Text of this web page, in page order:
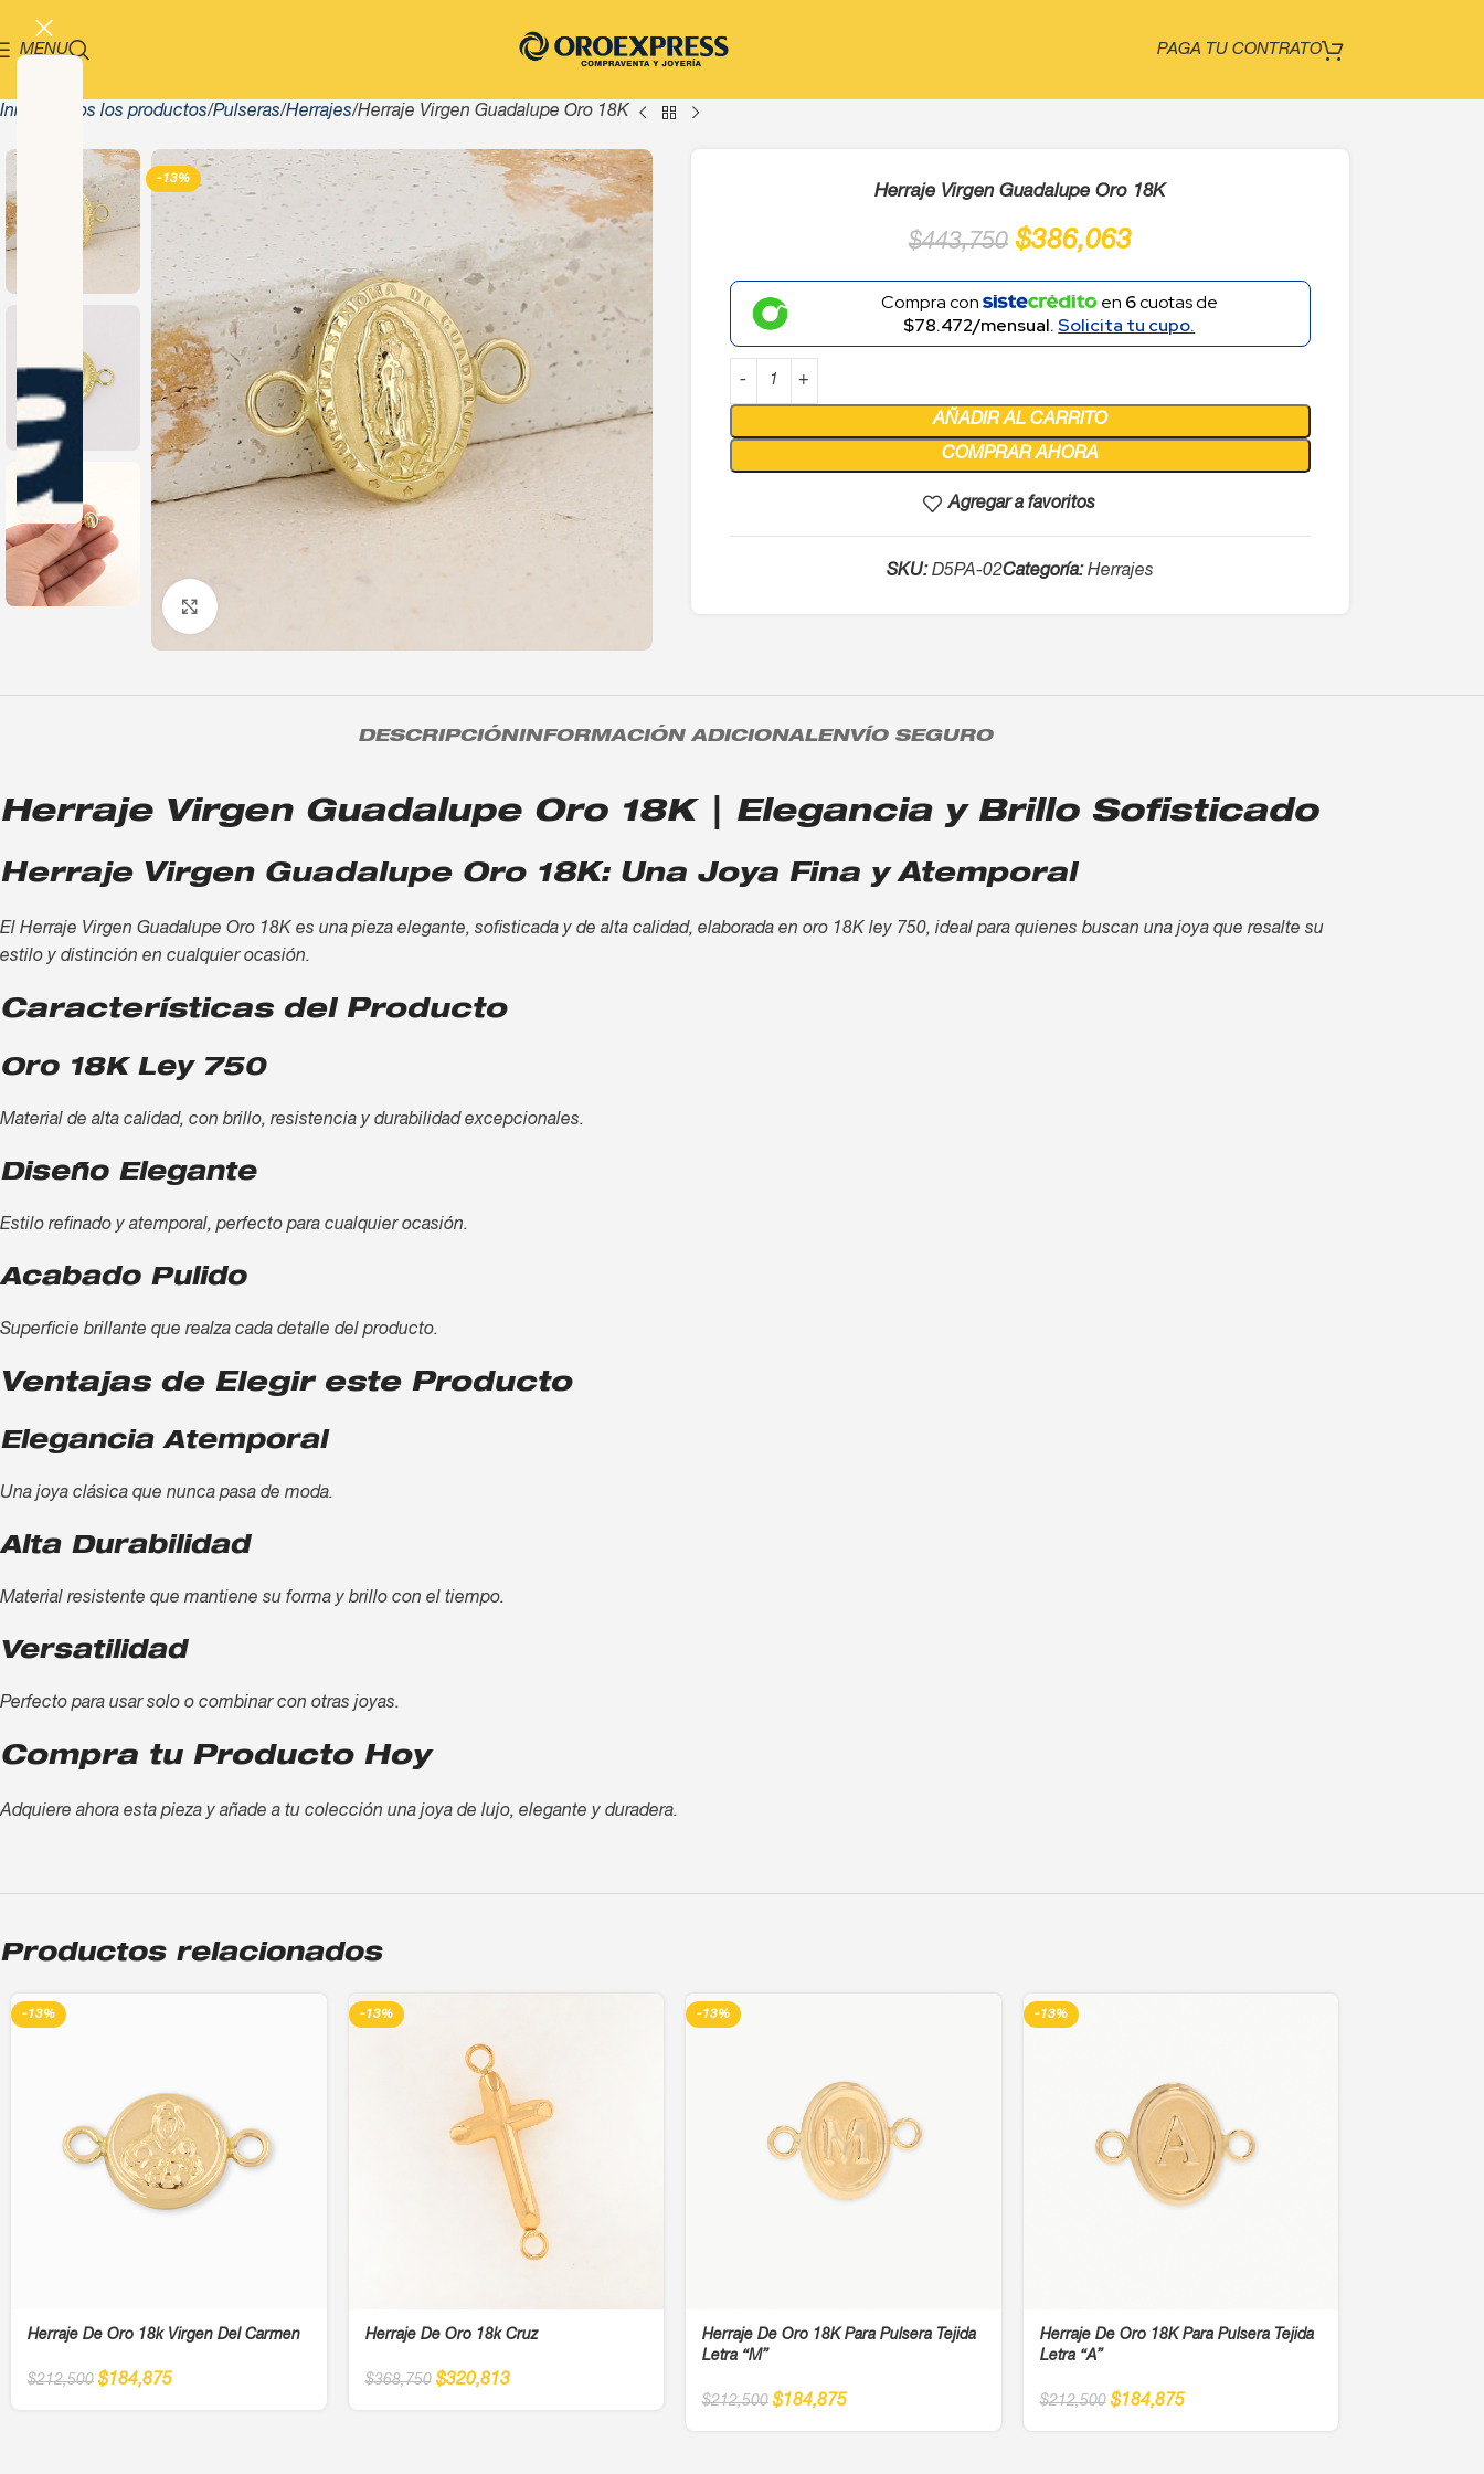
MENU PAGA TU CONTRATO
Inicio Todos los productos Pulseras Herrajes Herraje Virgen Guadalupe Oro 18K
-13%
Herraje Virgen Guadalupe Oro 18K
$443,750 $386,063
Compra con en 6cuotas de
$78.472/mensual.Solicita tu cupo.
AÑADIR AL CARRITO
COMPRAR AHORA
Agregar a favoritos
SKU:D5PA-02Categoría: Herrajes
DESCRIPCIÓNINFORMACIÓN ADICIONALENVÍO SEGURO
Herraje Virgen Guadalupe Oro 18K | Elegancia y Brillo Sofisticado
Herraje Virgen Guadalupe Oro 18K: Una Joya Fina y Atemporal
El Herraje Virgen Guadalupe Oro 18K es una pieza elegante, sofisticada y de alta calidad, elaborada en oro 18K ley 750, ideal para quienes buscan una joya que resalte su
estilo y distinción en cualquier ocasión.
Características del Producto
Oro 18K Ley 750
Material de alta calidad, con brillo, resistencia y durabilidad excepcionales.
Diseño Elegante
Estilo refinado y atemporal, perfecto para cualquier ocasión.
Acabado Pulido
Superficie brillante que realza cada detalle del producto.
Ventajas de Elegir este Producto
Elegancia Atemporal
Una joya clásica que nunca pasa de moda.
Alta Durabilidad
Material resistente que mantiene su forma y brillo con el tiempo.
Versatilidad
Perfecto para usar solo o combinar con otras joyas.
Compra tu Producto Hoy
Adquiere ahora esta pieza y añade a tu colección una joya de lujo, elegante y duradera.
Productos relacionados
-13%
Herraje De Oro 18k Virgen Del Carmen
$212,500 $184,875
-13%
Herraje De Oro 18k Cruz
$368,750 $320,813
-13%
Herraje De Oro 18K Para Pulsera Tejida
Letra “M”
$212,500 $184,875
-13%
Herraje De Oro 18K Para Pulsera Tejida
Letra “A”
$212,500 $184,875